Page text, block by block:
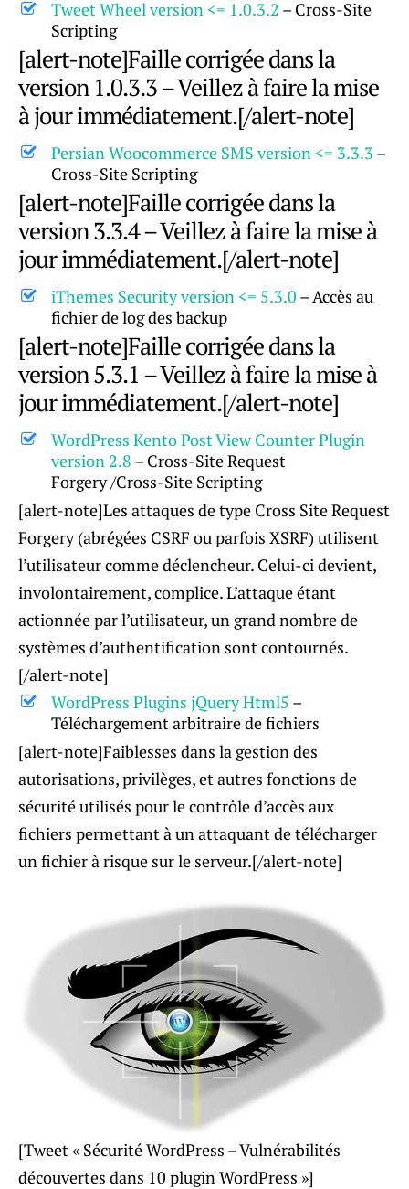
Tweet Wheel version <= 1.0.3.2 – Cross-Site
Scripting
[alert-note]Faille corrigée dans la
version 1.0.3.3 – Veillez à faire la mise
à jour immédiatement.[/alert-note]
Persian Woocommerce SMS version <= 3.3.3 –
Cross-Site Scripting
[alert-note]Faille corrigée dans la
version 3.3.4 – Veillez à faire la mise à
jour immédiatement.[/alert-note]
iThemes Security version <= 5.3.0 – Accès au
fichier de log des backup
[alert-note]Faille corrigée dans la
version 5.3.1 – Veillez à faire la mise à
jour immédiatement.[/alert-note]
WordPress Kento Post View Counter Plugin
version 2.8 – Cross-Site Request
Forgery /Cross-Site Scripting
[alert-note]Les attaques de type Cross Site Request
Forgery (abrégées CSRF ou parfois XSRF) utilisent
l’utilisateur comme déclencheur. Celui-ci devient,
involontairement, complice. L’attaque étant
actionnée par l’utilisateur, un grand nombre de
systèmes d’authentification sont contournés.
[/alert-note]
WordPress Plugins jQuery Html5 –
Téléchargement arbitraire de fichiers
[alert-note]Faiblesses dans la gestion des
autorisations, privilèges, et autres fonctions de
sécurité utilisés pour le contrôle d’accès aux
fichiers permettant à un attaquant de télécharger
un fichier à risque sur le serveur.[/alert-note]
[Tweet « Sécurité WordPress – Vulnérabilités
découvertes dans 10 plugin WordPress »]